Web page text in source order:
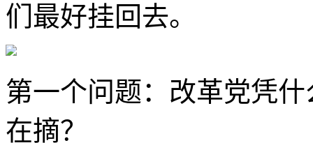
们最好挂回去。
第一个问题：改革党凭
在摘？